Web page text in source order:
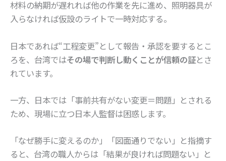
材料の納期が遅れれば他の作業を先に進め、照明器具が
入らなければ仮設のライトで一時対応する。
日本であれば“工程変更”として報告・承認を要するとこ
ろを、台湾ではその場で判断し動くことが信頼の証とさ
れています。
一方、日本では「事前共有がない変更＝問題」とされる
ため、現場に立つ日本人監督は困惑します。
「なぜ勝手に変えるのか」「図面通りでない」と指摘す
ると、台湾の職人からは「結果が良ければ問題ない」と